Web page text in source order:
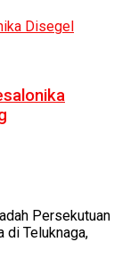
Persekutuan
di Teluknaga,